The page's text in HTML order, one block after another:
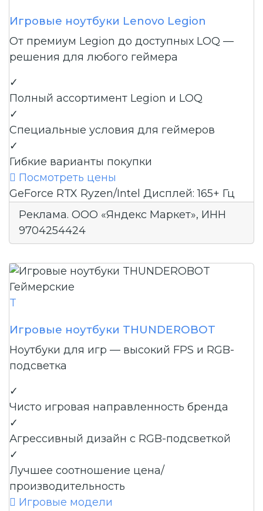
Игровые ноутбуки Lenovo Legion
От премиум Legion до доступных LOQ —
решения для любого геймера
✓
Полный ассортимент Legion и LOQ
✓
Специальные условия для геймеров
✓
Гибкие варианты покупки
 Посмотреть цены
GeForce RTX Ryzen/Intel Дисплей: 165+ Гц
Реклама. ООО «Яндекс Маркет», ИНН
9704254424
Геймерские
T
Игровые ноутбуки THUNDEROBOT
Ноутбуки для игр — высокий FPS и RGB-
подсветка
✓
Чисто игровая направленность бренда
✓
Агрессивный дизайн с RGB-подсветкой
✓
Лучшее соотношение цена/
производительность
 Игровые модели